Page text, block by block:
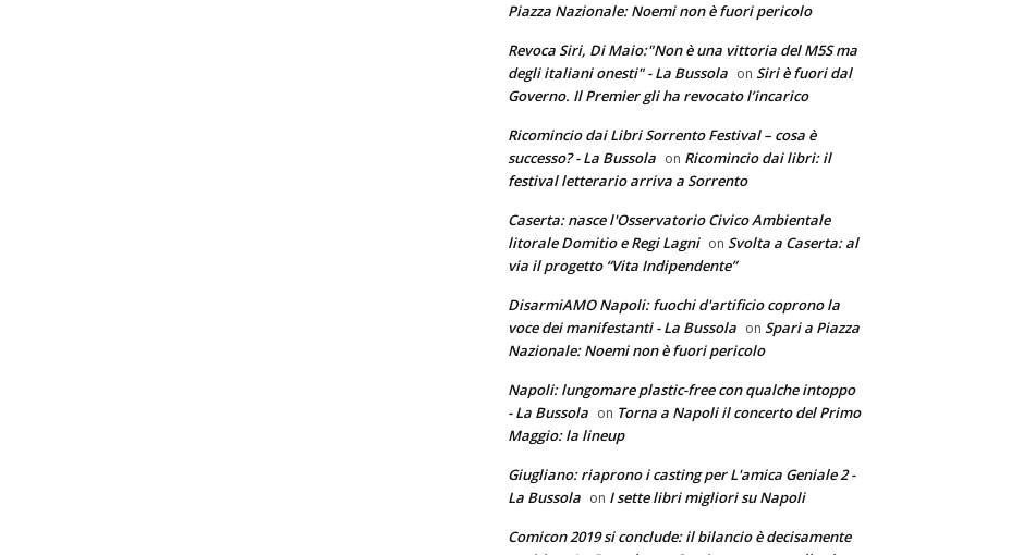
Piazza Nazionale: Noemi non è fuori pericolo
Revoca Siri, Di Maio:"Non è una vittoria del M5S ma
degli italiani onesti" - La Bussola on Siri è fuori dal
Governo. Il Premier gli ha revocato l’incarico
Ricomincio dai Libri Sorrento Festival – cosa è
successo? - La Bussola on Ricomincio dai libri: il
festival letterario arriva a Sorrento
Caserta: nasce l'Osservatorio Civico Ambientale
litorale Domitio e Regi Lagni on Svolta a Caserta: al
via il progetto “Vita Indipendente”
DisarmiAMO Napoli: fuochi d'artificio coprono la
voce dei manifestanti - La Bussola on Spari a Piazza
Nazionale: Noemi non è fuori pericolo
Napoli: lungomare plastic-free con qualche intoppo
- La Bussola on Torna a Napoli il concerto del Primo
Maggio: la lineup
Giugliano: riaprono i casting per L'amica Geniale 2 -
La Bussola on I sette libri migliori su Napoli
Comicon 2019 si conclude: il bilancio è decisamente